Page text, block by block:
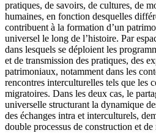
pratiques, de savoirs, de cultures, de
humaines, en fonction desquelles
contribuent à la formation d’un
universel le long de l’histoire. Par
dans lesquels se déploient les
et de transmission des pratiques, des
patrimoniaux, notamment dans les
rencontres interculturelles tels que les
migratoires. Dans les deux cas, le
universelle structurant la dynamique
des échanges intra et interculturels,
double processus de construction et